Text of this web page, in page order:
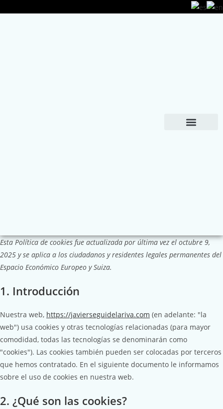
Esta Política de cookies fue actualizada por última vez el octubre 9,
2025 y se aplica a los ciudadanos y residentes legales permanentes del
Espacio Económico Europeo y Suiza.
1. Introducción
Nuestra web, https://javierseguidelariva.com (en adelante: "la
web") usa cookies y otras tecnologías relacionadas (para mayor
comodidad, todas las tecnologías se denominarán como
"cookies"). Las cookies también pueden ser colocadas por terceros
que hemos contratado. En el siguiente documento le informamos
sobre el uso de cookies en nuestra web.
2. ¿Qué son las cookies?